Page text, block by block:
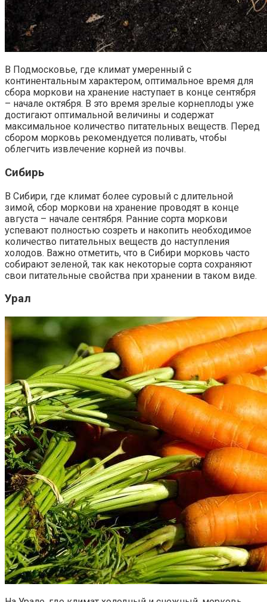
В Подмосковье, где климат умеренный с
континентальным характером, оптимальное время для
сбора моркови на хранение наступает в конце сентября
– начале октября. В это время зрелые корнеплоды уже
достигают оптимальной величины и содержат
максимальное количество питательных веществ. Перед
сбором морковь рекомендуется поливать, чтобы
облегчить извлечение корней из почвы.
Сибирь
В Сибири, где климат более суровый с длительной
зимой, сбор моркови на хранение проводят в конце
августа – начале сентября. Ранние сорта моркови
успевают полностью созреть и накопить необходимое
количество питательных веществ до наступления
холодов. Важно отметить, что в Сибири морковь часто
собирают зеленой, так как некоторые сорта сохраняют
свои питательные свойства при хранении в таком виде.
Урал